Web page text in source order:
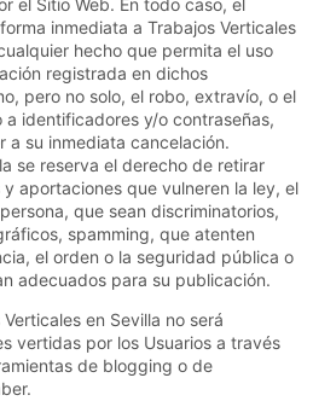
el Sitio Web. En todo caso, el
inmediata a Trabajos Verticales
hecho que permita el uso
registrada en dichos
pero no solo, el robo, extravío, o el
identificadores y/o contraseñas,
a su inmediata cancelación.
se reserva el derecho de retirar
aportaciones que vulneren la ley, el
que sean discriminatorios,
spamming, que atenten
el orden o la seguridad pública o
adecuados para su publicación.
en Sevilla no será
vertidas por los Usuarios a través
de blogging o de